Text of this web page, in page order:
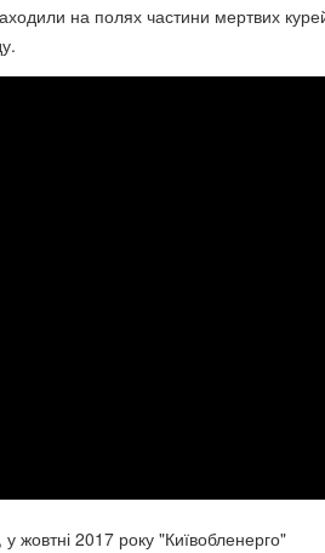
на полях частини мертвих
жовтні 2017 року "Київобленерго"